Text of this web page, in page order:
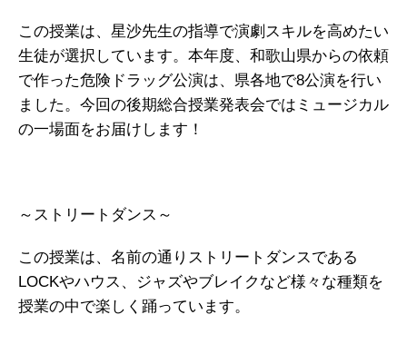
この授業は、星沙先生の指導で演劇スキルを高めたい
生徒が選択しています。本年度、和歌山県からの依頼
で作った危険ドラッグ公演は、県各地で8公演を行い
ました。今回の後期総合授業発表会ではミュージカル
の一場面をお届けします！
～ストリートダンス～
この授業は、名前の通りストリートダンスである
LOCKやハウス、ジャズやブレイクなど様々な種類を
授業の中で楽しく踊っています。